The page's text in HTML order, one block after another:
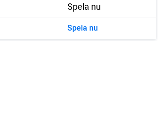
Spela nu
Spela nu